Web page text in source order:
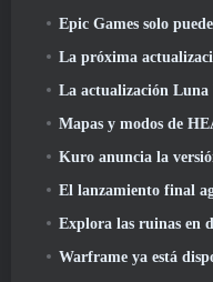
Epic Games solo puede
La próxima actualización de Eterspire amplía
La actualización Luna VI de Genshin Impact nos
Mapas y modos de
Kuro anuncia la
El lanzamiento final agrega un
Explora las ruinas en descomposición del
Warframe ya está disponible en Nintendo